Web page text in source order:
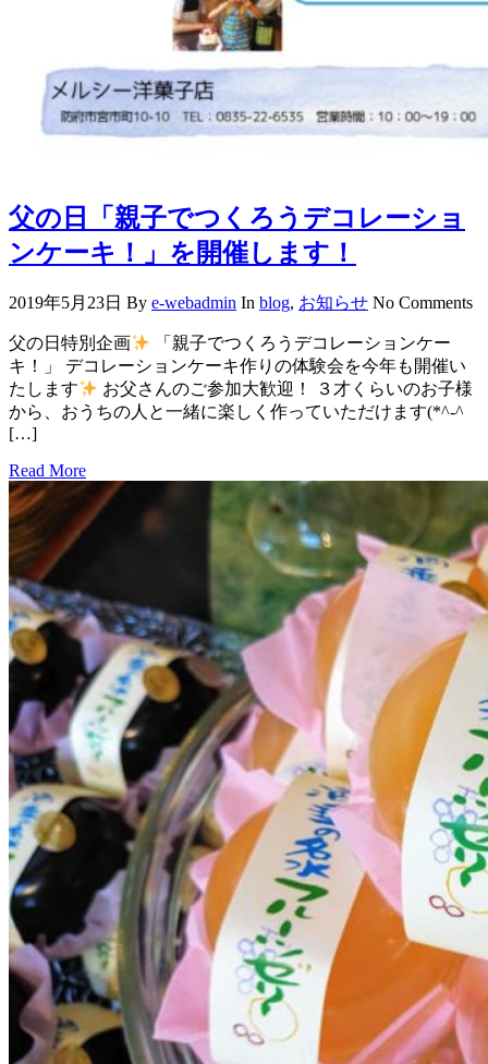
父の日「親子でつくろうデコレーショ
ンケーキ！」を開催します！
2019年5月23日 By e-webadmin In blog, お知らせ No Comments
父の日特別企画
「親子でつくろうデコレーションケー
キ！」 デコレーションケーキ作りの体験会を今年も開催い
たします
お父さんのご参加大歓迎！ ３才くらいのお子様
から、おうちの人と一緒に楽しく作っていただけます(*^-^
[…]
Read More